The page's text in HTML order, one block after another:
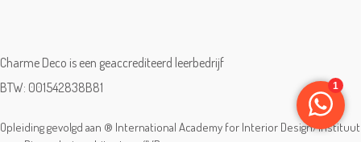
Charme Deco is een geaccrediteerd leerbedrijf
BTW: 001542838B81
Opleiding gevolgd aan ® International Academy for Interior Design/Instituut